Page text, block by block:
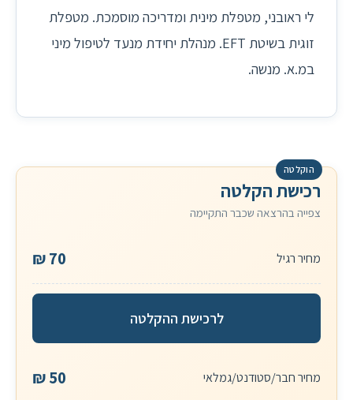
לי ראובני, מטפלת מינית ומדריכה מוסמכת. מטפלת
זוגית בשיטת EFT. מנהלת יחידת מנעד לטיפול מיני
במ.א. מנשה.
רכישת הקלטה
צפייה בהרצאה שכבר התקיימה
70 ₪
לרכישת ההקלטה
50 ₪